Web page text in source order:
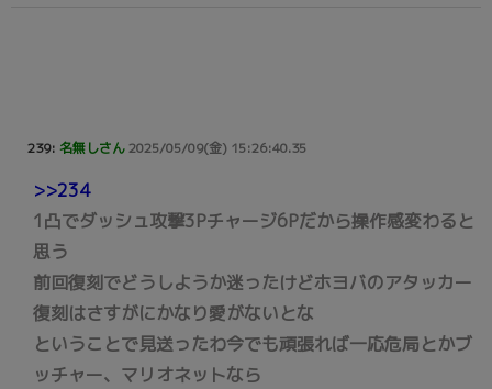
239: 名無しさん2025/05/09(金) 15:26:40.35
>>234
1凸でダッシュ攻撃3Pチャージ6Pだから操作感変わると
思う
前回復刻でどうしようか迷ったけどホヨバのアタッカー
復刻はさすがにかなり愛がないとな
ということで見送ったわ今でも頑張れば一応危局とかブ
ッチャー、マリオネットなら